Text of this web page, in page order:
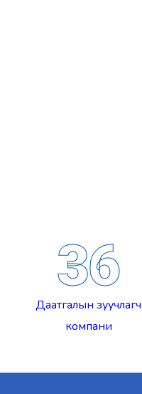
36
Даатгалын зуучлагч
компани